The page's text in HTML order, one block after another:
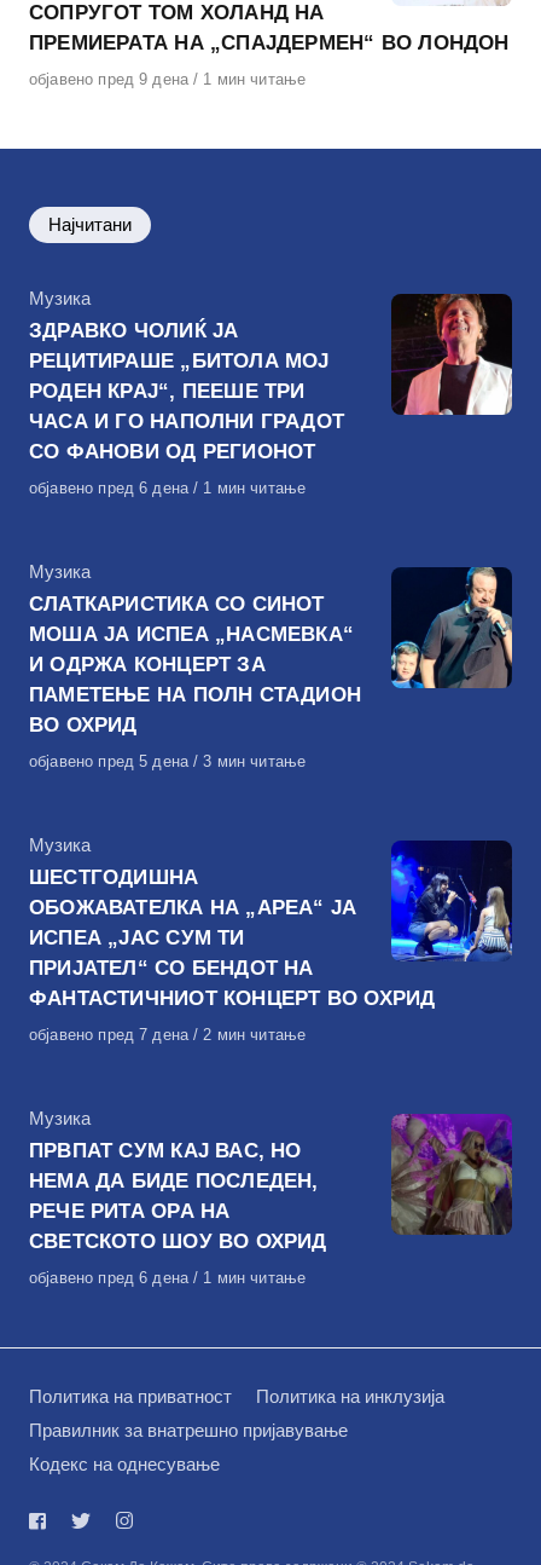
СОПРУГОТ ТОМ ХОЛАНД НА
ПРЕМИЕРАТА НА „СПАЈДЕРМЕН“ ВО ЛОНДОН
Објавено
објавено пред 9 дена 1 мин читање
Најчитани
КАтегорија
Музика
ЗДРАВКО ЧОЛИЌ ЈА
РЕЦИТИРАШЕ „БИТОЛА МОЈ
РОДЕН КРАЈ“, ПЕЕШЕ ТРИ
ЧАСА И ГО НАПОЛНИ ГРАДОТ
СО ФАНОВИ ОД РЕГИОНОТ
Објавено
објавено пред 6 дена 1 мин читање
КАтегорија
Музика
СЛАТКАРИСТИКА СО СИНОТ
МОША ЈА ИСПЕА „НАСМЕВКА“
И ОДРЖА КОНЦЕРТ ЗА
ПАМЕТЕЊЕ НА ПОЛН СТАДИОН
ВО ОХРИД
Објавено
објавено пред 5 дена 3 мин читање
КАтегорија
Музика
ШЕСТГОДИШНА
ОБОЖАВАТЕЛКА НА „АРЕА“ ЈА
ИСПЕА „ЈАС СУМ ТИ
ПРИЈАТЕЛ“ СО БЕНДОТ НА
ФАНТАСТИЧНИОТ КОНЦЕРТ ВО ОХРИД
Објавено
објавено пред 7 дена 2 мин читање
КАтегорија
Музика
ПРВПАТ СУМ КАЈ ВАС, НО
НЕМА ДА БИДЕ ПОСЛЕДЕН,
РЕЧЕ РИТА ОРА НА
СВЕТСКОТО ШОУ ВО ОХРИД
Објавено
објавено пред 6 дена 1 мин читање
Политика на приватност
Политика на инклузија
Правилник за внатрешно пријавување
Кодекс на однесување